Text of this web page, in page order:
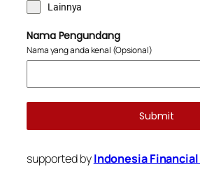
Lainnya
Nama Pengundang
Nama yang anda kenal (Opsional)
Submit
supported byIndonesia